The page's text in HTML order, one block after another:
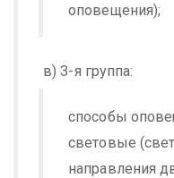
оповещения);
в) 3-я группа:
способы
световые
направления